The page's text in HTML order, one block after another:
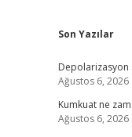
Son Yazılar
Depolarizasyon
Ağustos 6, 2026
Kumkuat ne
Ağustos 6, 2026